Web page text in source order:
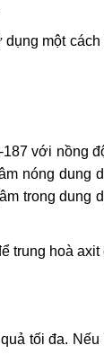
một
với nồng
nóng dung
trong dung
trung hoà axit
tối đa.